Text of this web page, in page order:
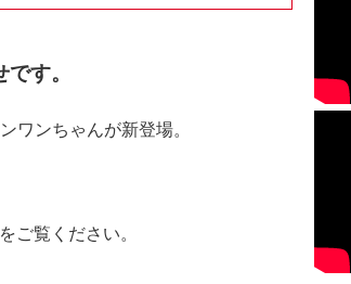
す。
ワンちゃんが新登場。
ご覧ください。